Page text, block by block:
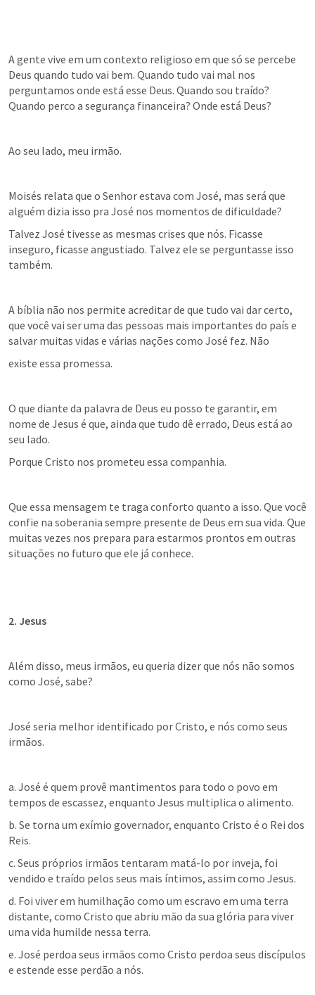
A gente vive em um contexto religioso em que só se percebe
Deus quando tudo vai bem. Quando tudo vai mal nos
perguntamos onde está esse Deus. Quando sou traído?
Quando perco a segurança financeira? Onde está Deus?
Ao seu lado, meu irmão.
Moisés relata que o Senhor estava com José, mas será que
alguém dizia isso pra José nos momentos de dificuldade?
Talvez José tivesse as mesmas crises que nós. Ficasse
inseguro, ficasse angustiado. Talvez ele se perguntasse isso
também.
A bíblia não nos permite acreditar de que tudo vai dar certo,
que você vai ser uma das pessoas mais importantes do país e
salvar muitas vidas e várias nações como José fez. Não
existe essa promessa.
O que diante da palavra de Deus eu posso te garantir, em
nome de Jesus é que, ainda que tudo dê errado, Deus está ao
seu lado.
Porque Cristo nos prometeu essa companhia.
Que essa mensagem te traga conforto quanto a isso. Que você
confie na soberania sempre presente de Deus em sua vida. Que
muitas vezes nos prepara para estarmos prontos em outras
situações no futuro que ele já conhece.
2. Jesus
Além disso, meus irmãos, eu queria dizer que nós não somos
como José, sabe?
José seria melhor identificado por Cristo, e nós como seus
irmãos.
a. José é quem provê mantimentos para todo o povo em
tempos de escassez, enquanto Jesus multiplica o alimento.
b. Se torna um exímio governador, enquanto Cristo é o Rei dos
Reis.
c. Seus próprios irmãos tentaram matá-lo por inveja, foi
vendido e traído pelos seus mais íntimos, assim como Jesus.
d. Foi viver em humilhação como um escravo em uma terra
distante, como Cristo que abriu mão da sua glória para viver
uma vida humilde nessa terra.
e. José perdoa seus irmãos como Cristo perdoa seus discípulos
e estende esse perdão a nós.